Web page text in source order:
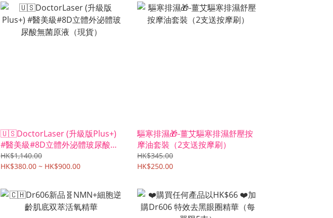
🇺🇸DoctorLaser (升級版Plus+)
#醫美級#8D立體外泌體玻尿酸無
菌原液（現貨）
HK$1,140.00
HK$380.00 ~ HK$900.00
驅寒排濕🎁-薑艾驅寒排濕舒壓按
摩油套裝（2支送按摩刷）
HK$345.00
HK$250.00